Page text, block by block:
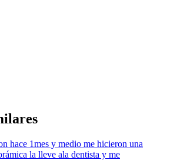
hace 1mes y medio me hicieron una
la lleve ala dentista y me